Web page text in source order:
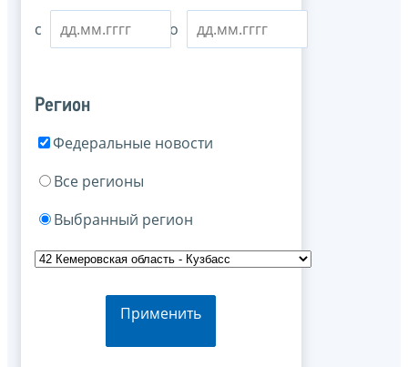
с по
Регион
Федеральные новости
Все регионы
Выбранный регион
Применить